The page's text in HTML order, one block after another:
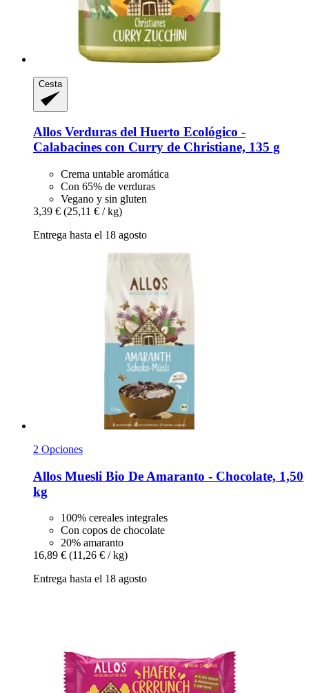
Cesta
Allos Verduras del Huerto Ecológico -​
Calabacines con Curry de Christiane, 135 g
Crema untable aromática
Con 65% de verduras
Vegano y sin gluten
3,39 € (25,11 € / kg)
Entrega hasta el 18 agosto
2 Opciones
Allos Muesli Bio De Amaranto -​ Chocolate, 1,50
kg
100% cereales integrales
Con copos de chocolate
20% amaranto
16,89 € (11,26 € / kg)
Entrega hasta el 18 agosto